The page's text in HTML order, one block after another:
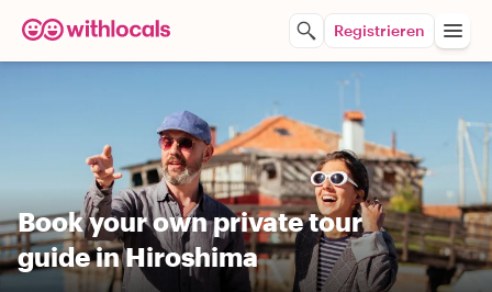
Registrieren
Book your own private tour
guide in Hiroshima